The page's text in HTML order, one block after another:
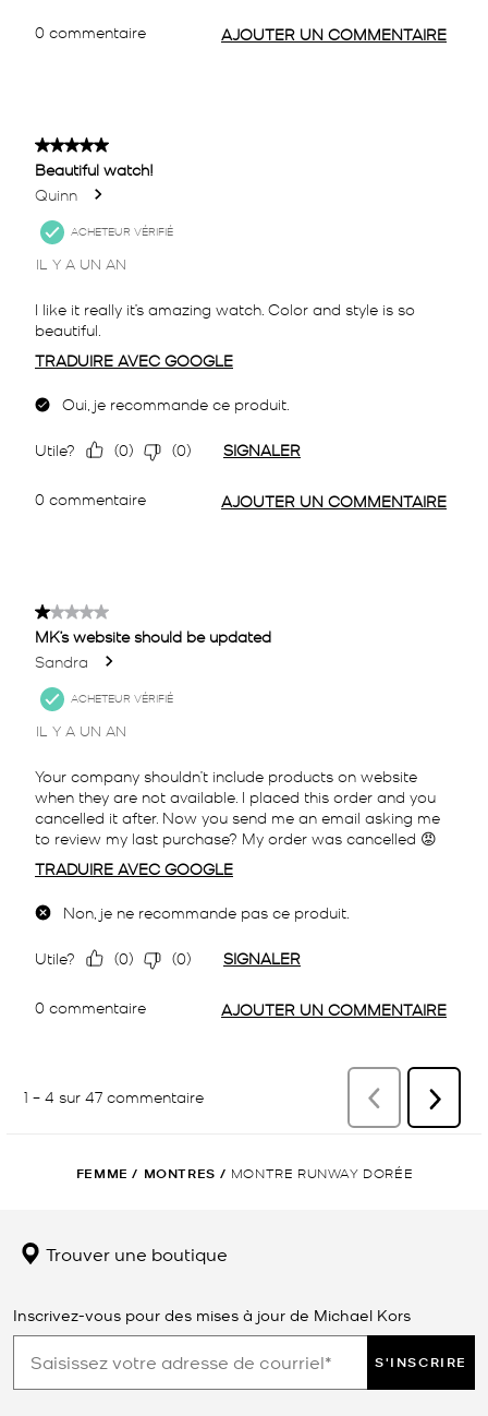
FEMME / MONTRES / MONTRE RUNWAY DORÉE
Trouver une boutique
Inscrivez-vous pour des mises à jour de Michael Kors
S'INSCRIRE